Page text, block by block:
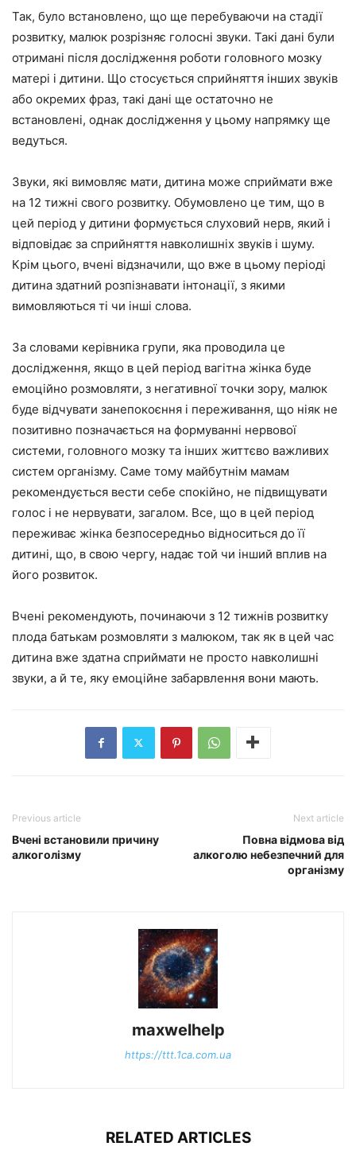
Так, було встановлено, що ще перебуваючи на стадії
розвитку, малюк розрізняє голосні звуки. Такі дані були
отримані після дослідження роботи головного мозку
матері і дитини. Що стосується сприйняття інших звуків
або окремих фраз, такі дані ще остаточно не
встановлені, однак дослідження у цьому напрямку ще
ведуться.
Звуки, які вимовляє мати, дитина може сприймати вже
на 12 тижні свого розвитку. Обумовлено це тим, що в
цей період у дитини формується слуховий нерв, який і
відповідає за сприйняття навколишніх звуків і шуму.
Крім цього, вчені відзначили, що вже в цьому періоді
дитина здатний розпізнавати інтонації, з якими
вимовляються ті чи інші слова.
За словами керівника групи, яка проводила це
дослідження, якщо в цей період вагітна жінка буде
емоційно розмовляти, з негативної точки зору, малюк
буде відчувати занепокоєння і переживання, що ніяк не
позитивно позначається на формуванні нервової
системи, головного мозку та інших життєво важливих
систем організму. Саме тому майбутнім мамам
рекомендується вести себе спокійно, не підвищувати
голос і не нервувати, загалом. Все, що в цей період
переживає жінка безпосередньо відноситься до її
дитині, що, в свою чергу, надає той чи інший вплив на
його розвиток.
Вчені рекомендують, починаючи з 12 тижнів розвитку
плода батькам розмовляти з малюком, так як в цей час
дитина вже здатна сприймати не просто навколишні
звуки, а й те, яку емоційне забарвлення вони мають.
Previous article
Вчені встановили причину
алкоголізму
Next article
Повна відмова від
алкоголю небезпечний для
організму
maxwelhelp
https://ttt.1ca.com.ua
RELATED ARTICLES